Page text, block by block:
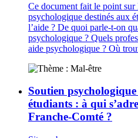
Ce document fait le point sur
psychologique destinés aux
l’aide ? De quoi parle-t-on
psychologique ? Quels
aide psychologique ? Où
Soutien
étudiants : à qui
Franche-Comté ?